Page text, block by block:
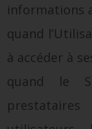
informations
quand
à accéder à
quand le